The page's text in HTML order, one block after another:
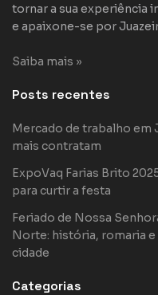
tornar a sua experiência
e apaixone-se por
Saiba mais »
Posts recentes
Mercado de trabalho em
mais contratam
ExpoVaq Farias Brito
para curtir a festa
Feriado de Nossa
Norte: história, romaria e
cidade
Categorias